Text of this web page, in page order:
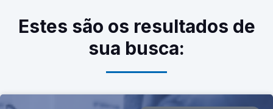
Estes são os resultados de
sua busca: